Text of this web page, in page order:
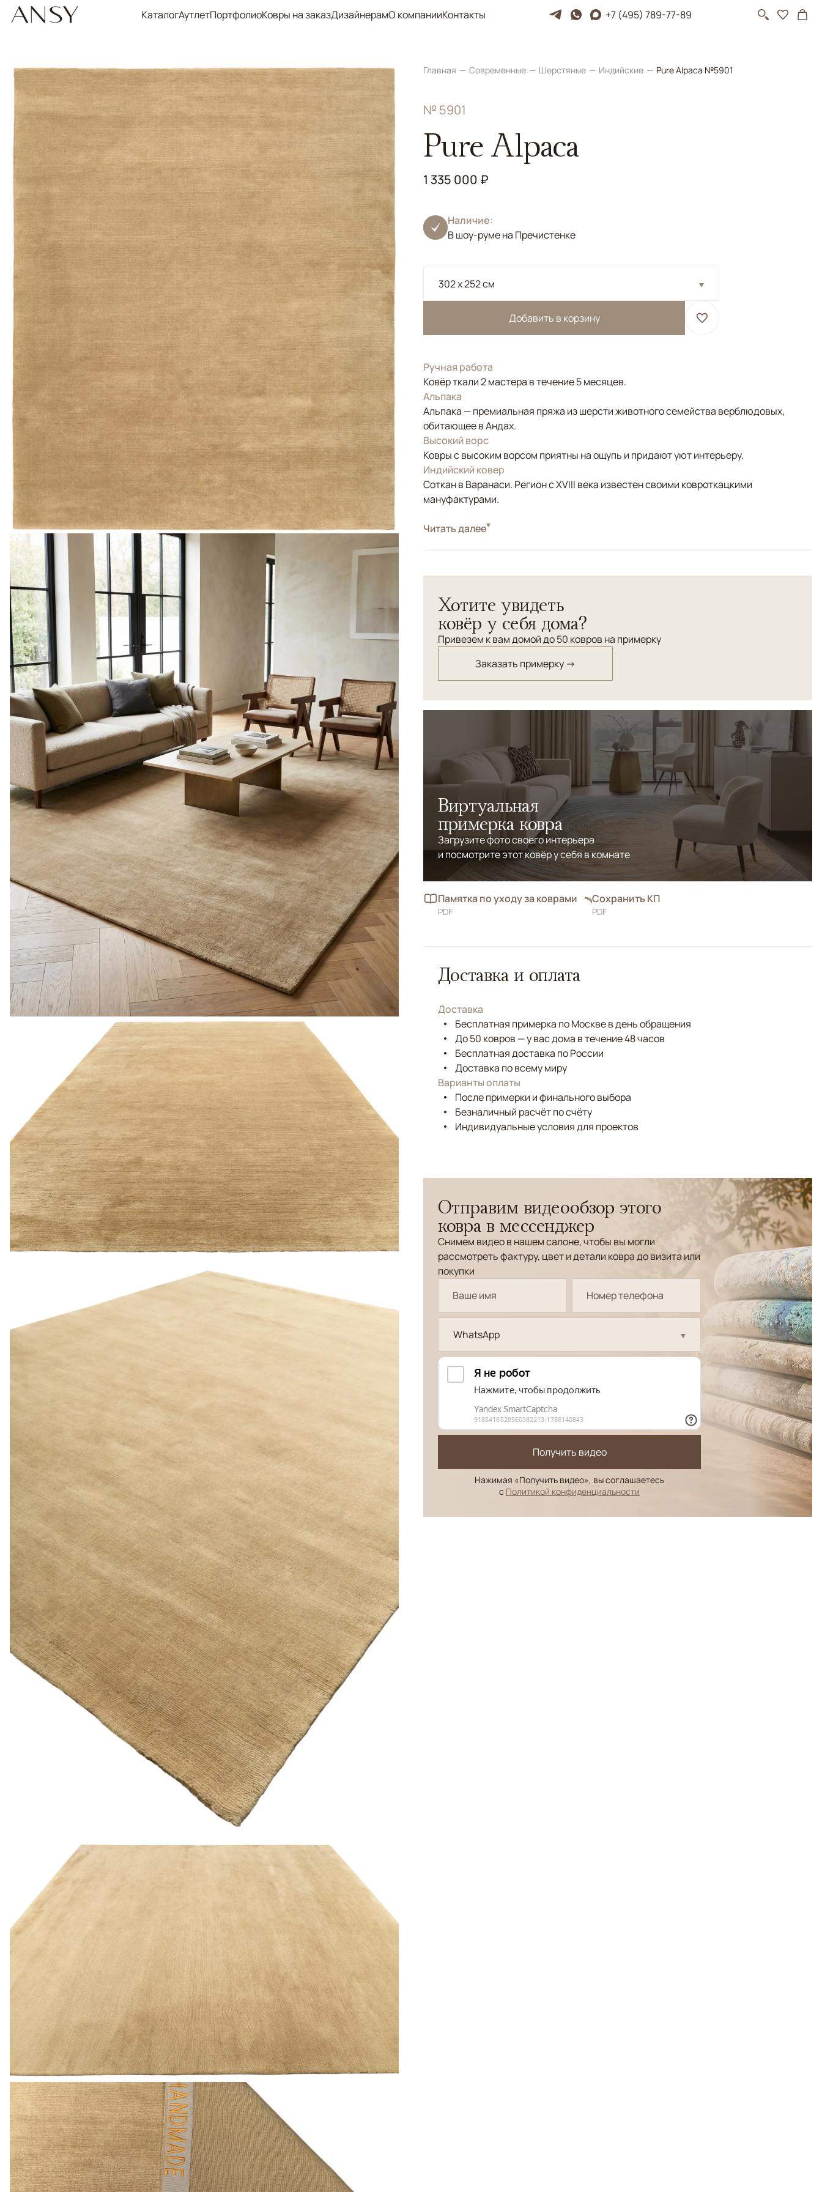
КаталогАутлетПортфолиоКовры на заказДизайнерамО компанииКонтакты +7 (495) 789-77-89
Главная Современные Шерстяные Индийские Pure Alpaca №5901
№ 5901
Pure Alpaca
1 335 000 ₽
Наличие:
В шоу-руме на Пречистенке
302 x 252 см
Добавить в корзину
Ручная работа
Ковёр ткали 2 мастера в течение 5 месяцев.
Альпака
Альпака — премиальная пряжа из шерсти животного семейства верблюдовых,
обитающее в Андах.
Высокий ворс
Ковры с высоким ворсом приятны на ощупь и придают уют интерьеру.
Индийский ковер
Соткан в Варанаси. Регион с XVIII века известен своими ковроткацкими
мануфактурами.
СтильСовременные
животного из семейства верблюдовых - альпака, обитающего в Андах . Ковры из
шерсти альпаки отличаются исключительной мягкостью, благородной текстурой и
при этом устойчивы к износу и долговечны.
Читать далее
Хотите увидеть
ковёр у себя дома?
Привезем к вам домой до 50 ковров на примерку
Заказать примерку →
Виртуальная
примерка ковра
Загрузите фото своего интерьера
и посмотрите этот ковёр у себя в комнате
Памятка по уходу за коврами
PDF
Сохранить КП
PDF
Доставка и оплата
Доставка
Бесплатная примерка по Москве в день обращения
До 50 ковров — у вас дома в течение 48 часов
Бесплатная доставка по России
Доставка по всему миру
Варианты оплаты
После примерки и финального выбора
Безналичный расчёт по счёту
Индивидуальные условия для проектов
Отправим видеообзор этого
ковра в мессенджер
Снимем видео в нашем салоне, чтобы вы могли
рассмотреть фактуру, цвет и детали ковра до визита или
покупки
WhatsApp
Получить видео
Нажимая «Получить видео», вы соглашаетесь
с Политикой конфиденциальности